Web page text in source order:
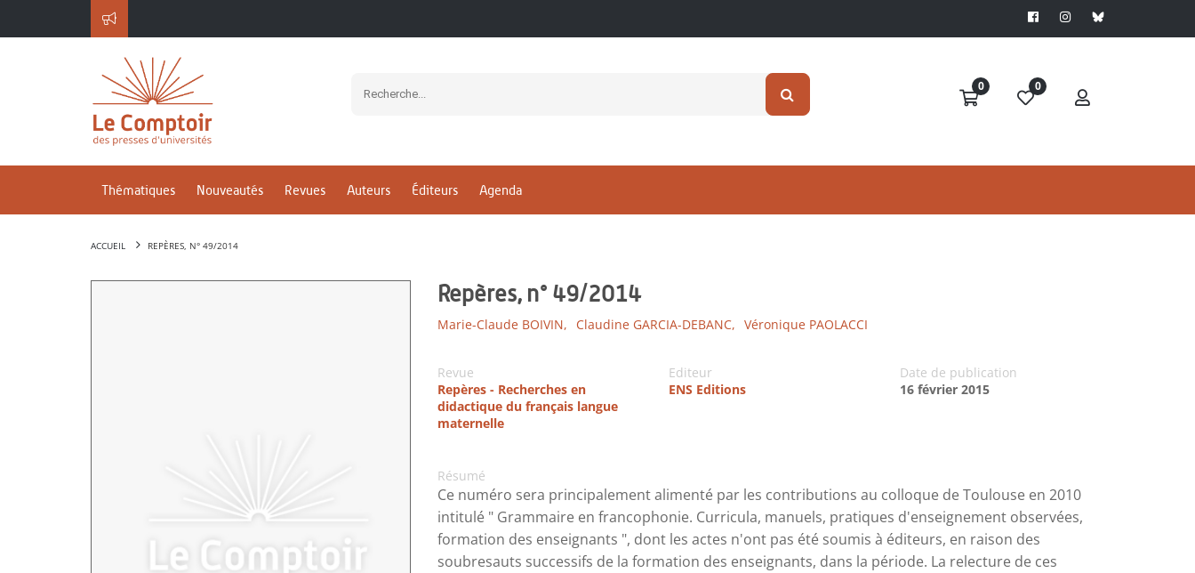
0 0
Thématiques Nouveautés Revues Auteurs Éditeurs Agenda
ACCUEIL REPÈRES, N° 49/2014
Repères, n° 49/2014
Marie-Claude BOIVIN, Claudine GARCIA-DEBANC, Véronique PAOLACCI
Revue
Repères - Recherches en
didactique du français langue
maternelle
Editeur
ENS Editions
Date de publication
16 février 2015
Résumé
Ce numéro sera principalement alimenté par les contributions au colloque de Toulouse en 2010
intitulé " Grammaire en francophonie. Curricula, manuels, pratiques d'enseignement observées,
formation des enseignants ", dont les actes n'ont pas été soumis à éditeurs, en raison des
soubresauts successifs de la formation des enseignants, dans la période. La relecture de ces